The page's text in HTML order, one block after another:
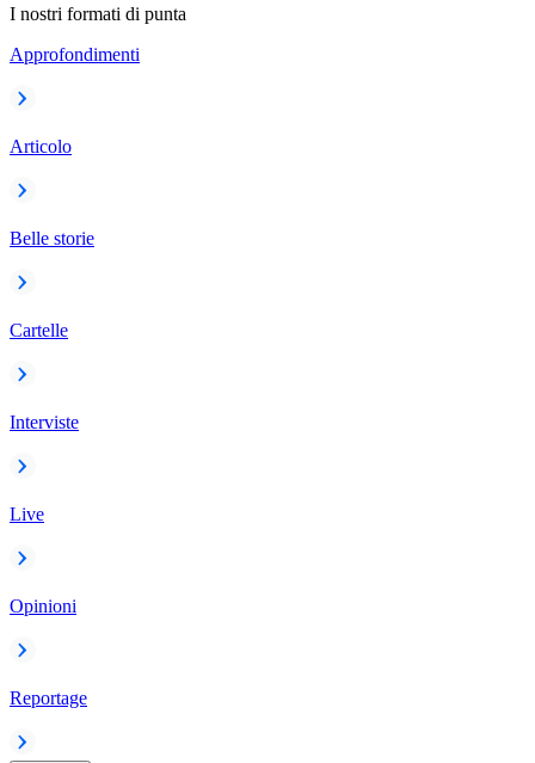
I nostri formati di punta
Approfondimenti
Articolo
Belle storie
Cartelle
Interviste
Live
Opinioni
Reportage